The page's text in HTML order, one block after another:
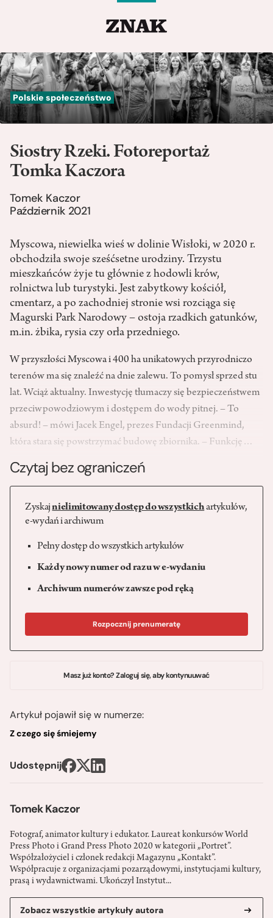
Polskie społeczeństwo
Tomek Kaczor
Fotograf, animator kultury i edukator. Laureat konkursów World
Press Photo i Grand Press Photo 2020 w kategorii „Portret”.
Współzałożyciel i członek redakcji Magazynu „Kontakt”.
Współpracuje z organizacjami pozarządowymi, instytucjami kultury,
prasą i wydawnictwami. Ukończył Instytut...
Zobacz wszystkie artykuły autora
Siostry Rzeki. Fotoreportaż
Tomka Kaczora
Tomek Kaczor
Październik 2021
Myscowa, niewielka wieś w dolinie Wisłoki, w 2020 r.
obchodziła swoje sześćsetne urodziny. Trzystu
mieszkańców żyje tu głównie z hodowli krów,
rolnictwa lub turystyki. Jest zabytkowy kościół,
cmentarz, a po zachodniej stronie wsi rozciąga się
Magurski Park Narodowy – ostoja rzadkich gatunków,
m.in. żbika, rysia czy orła przedniego.
W przyszłości Myscowa i 400 ha unikatowych przyrodniczo
terenów ma się znaleźć na dnie zalewu. To pomysł sprzed stu
lat. Wciąż aktualny. Inwestycję tłumaczy się bezpieczeństwem
przeciwpowodziowym i dostępem do wody pitnej. – To
absurd! – mówi Jacek Engel, prezes Fundacji Greenmind,
która stara się powstrzymać budowę zbiornika. – Funkcję…
Czytaj bez ograniczeń
Zyskajnielimitowany dostęp do wszystkichartykułów,
e-wydań i archiwum
Pełny dostęp do wszystkich artykułów
Każdy nowy numer od razu w e-wydaniu
Archiwum numerów zawsze pod ręką
Rozpocznij prenumeratę
Masz już konto? Zaloguj się, aby kontynuuwać
Artykuł pojawił się w numerze:
Z czego się śmiejemy
Udostępnij